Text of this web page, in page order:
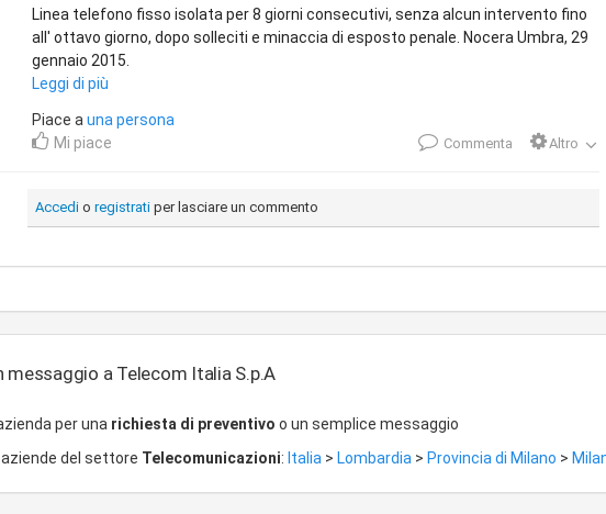
Linea telefono fisso isolata per 8 giorni consecutivi, senza alcun intervento fino
all' ottavo giorno, dopo solleciti e minaccia di esposto penale. Nocera Umbra, 29
gennaio 2015.
Leggi di più
Piace a una persona
Mi piace
Commenta Altro
Accedi o registrati per lasciare un commento
messaggio a Telecom Italia S.p.A
per una richiesta di preventivo o un semplice messaggio
del settore Telecomunicazioni: Italia > Lombardia > Provincia di Milano >